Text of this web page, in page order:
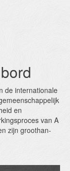
de in­ternatio­nale
en
van A
zijn groothan­